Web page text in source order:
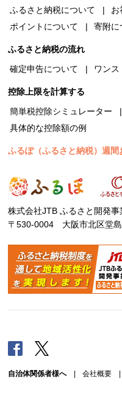
ふるさと納税について
お
ポイントについて
寄附に
ふるさと納税の流れ
確定申告について
ワンス
控除上限を計算する
簡単税控除シミュレーター
具体的な控除額の例
ふるぽ（ふるさと納税）週
株式会社JTB ふるさと開発事
〒530-0004 大阪市北区堂
Facebook
自治体関係者様へ| 会社概要